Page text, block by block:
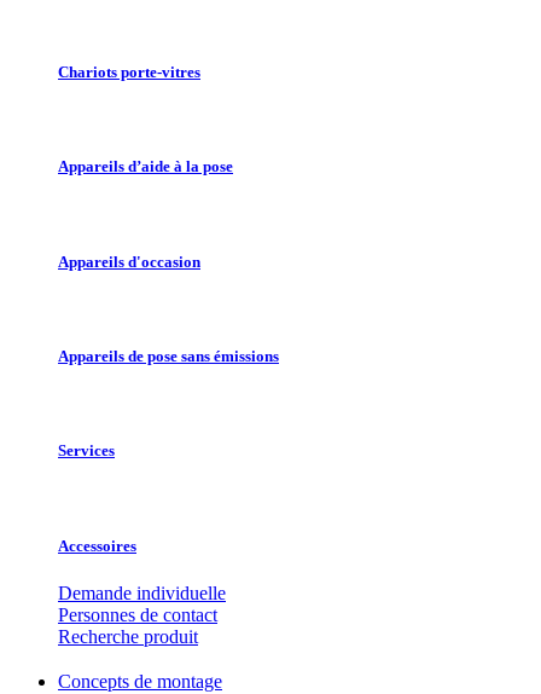
Chariots porte-vitres
Appareils d’aide à la pose
Appareils d'occasion
Appareils de pose sans émissions
Services
Accessoires
Demande individuelle
Personnes de contact
Recherche produit
Concepts de montage